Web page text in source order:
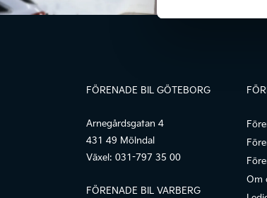
FÖRENADE BIL GÖTEBORG
Arnegårdsgatan 4
431 49 Mölndal
Växel: 031-797 35 00
FÖRENADE BIL VARBERG
Om